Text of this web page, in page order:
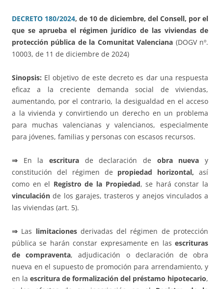
DECRETO 180/2024, de 10 de diciembre, del Consell, por el
que se aprueba el régimen jurídico de las viviendas de
protección pública de la Comunitat Valenciana (DOGV nº.
10003, de 11 de diciembre de 2024)
Sinopsis: El objetivo de este decreto es dar una respuesta
eficaz a la creciente demanda social de viviendas,
aumentando, por el contrario, la desigualdad en el acceso
a la vivienda y convirtiendo un derecho en un problema
para muchas valencianas y valencianos, especialmente
para jóvenes, familias y personas con escasos recursos.
⇒ En laescritura de declaración de obra nueva y
constitución del régimen de propiedad horizontal, así
como en el Registro de la Propiedad, se hará constar la
vinculación de los garajes, trasteros y anejos vinculados a
las viviendas (art. 5).
⇒ Las limitacionesderivadas del régimen de protección
pública se harán constar expresamente en las escrituras
de compraventa, adjudicación o declaración de obra
nueva en el supuesto de promoción para arrendamiento, y
en la escritura de formalización del préstamo hipotecario,